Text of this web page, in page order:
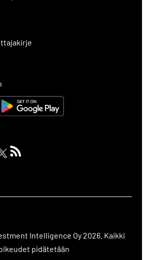
Intelligence Oy 2026. Kaikki
pidätetään